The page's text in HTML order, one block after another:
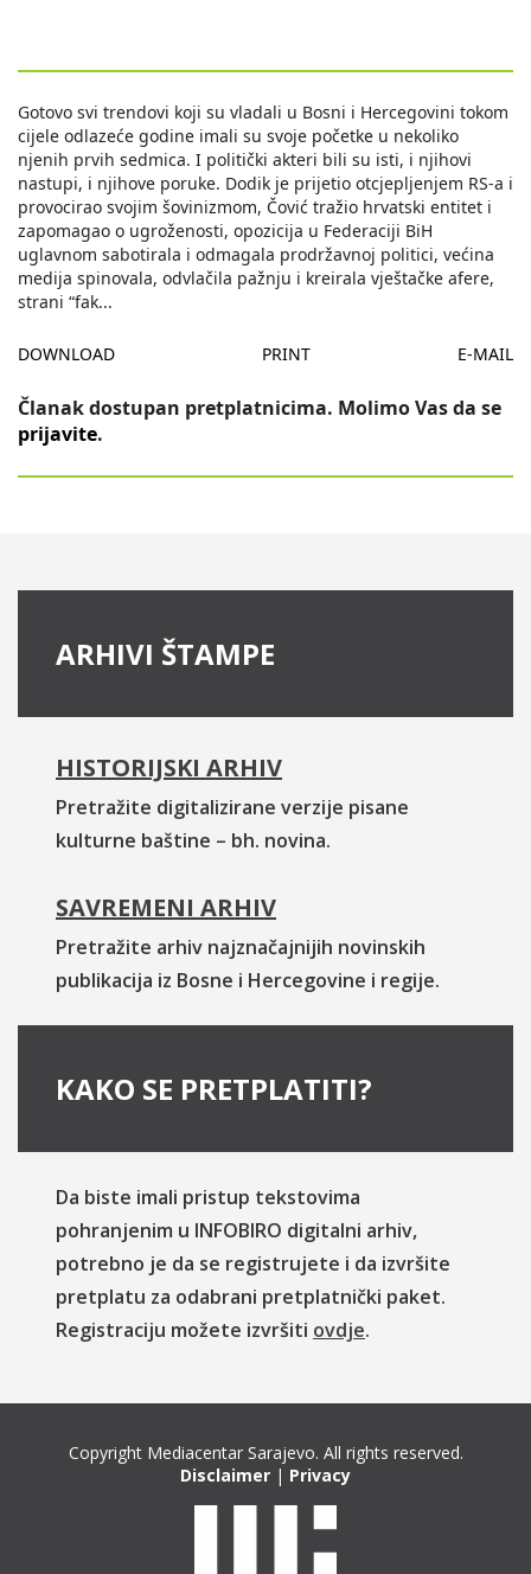
Gotovo svi trendovi koji su vladali u Bosni i Hercegovini tokom
cijele odlazeće godine imali su svoje početke u nekoliko
njenih prvih sedmica. I politički akteri bili su isti, i njihovi
nastupi, i njihove poruke. Dodik je prijetio otcjepljenjem RS-a i
provocirao svojim šovinizmom, Čović tražio hrvatski entitet i
zapomagao o ugroženosti, opozicija u Federaciji BiH
uglavnom sabotirala i odmagala prodržavnoj politici, većina
medija spinovala, odvlačila pažnju i kreirala vještačke afere,
strani “fak...
DOWNLOAD PRINT E-MAIL
Članak dostupan pretplatnicima. Molimo Vas da se
prijavite.
ARHIVI ŠTAMPE
HISTORIJSKI ARHIV
Pretražite digitalizirane verzije pisane
kulturne baštine – bh. novina.
SAVREMENI ARHIV
Pretražite arhiv najznačajnijih novinskih
publikacija iz Bosne i Hercegovine i regije.
KAKO SE PRETPLATITI?
Da biste imali pristup tekstovima
pohranjenim u INFOBIRO digitalni arhiv,
potrebno je da se registrujete i da izvršite
pretplatu za odabrani pretplatnički paket.
Registraciju možete izvršiti ovdje.
Copyright Mediacentar Sarajevo. All rights reserved.
Disclaimer | Privacy